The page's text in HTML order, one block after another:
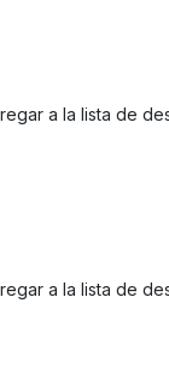
a la lista de
a la lista de